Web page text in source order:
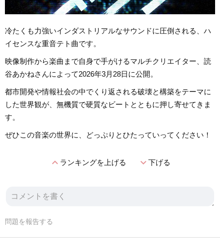
冷たくも力強いインダストリアルなサウンドに圧倒される、ハ
イセンスな重音テト曲です。
映像制作から楽曲まで自身で手がけるマルチクリエイター、読
谷あかねさんによって2026年3月28日に公開。
都市開発や情報社会の中でくり返される破壊と構築をテーマに
した世界観が、無機質で硬質なビートとともに押し寄せてきま
す。
ぜひこの音楽の世界に、どっぷりとひたっていってください！
expand_lessランキングを上げる expand_more下げる
問題を報告する